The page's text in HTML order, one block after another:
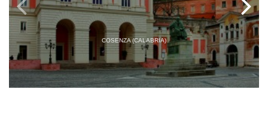
COSENZA (CALABRIA)